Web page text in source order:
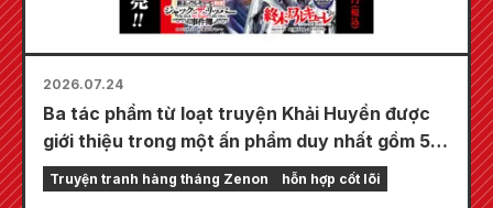
2026.07.24
Ba tác phẩm từ loạt truyện Khải Huyền được
giới thiệu trong một ấn phẩm duy nhất gồm 5
chương!! "Monthly Comic Zenon số tháng 9
năm 2026" sẽ được bán ra vào ngày 24 tháng
Truyện tranh hàng tháng Zenon hỗn hợp cốt lõi